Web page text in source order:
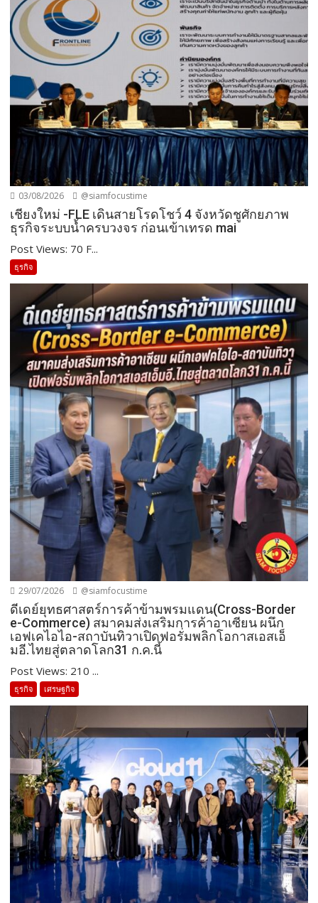
03/08/2026 @siamfocustime
เชียงใหม่ -FLE เดินสายโรดโชว์ 4 จังหวัดชูศักยภาพ
ธุรกิจระบบน้ำครบวงจร ก่อนเข้าเทรด mai
Post Views: 70 F...
ธุรกิจ
29/07/2026 @siamfocustime
ดีเดย์ยุทธศาสตร์การค้าข้ามพรมแดน(Cross-Border
e-Commerce) สมาคมส่งเสริมการค้าอาเซียน ผนึก
เอฟเคไอไอ-สถาบันทิวาเปิดฟอรั่มพลิกโอกาสเอสเอ็
มอี.ไทยสู่ตลาดโลก31 ก.ค.นี้
Post Views: 210 ...
ธุรกิจ เศรษฐกิจ